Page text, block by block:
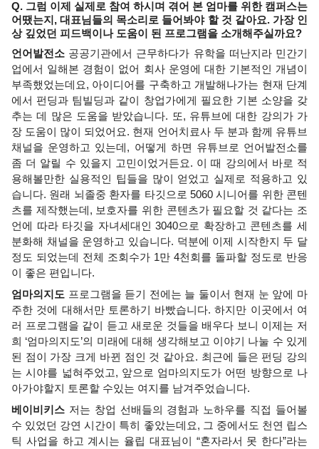
Q. 그럼 이제 실제로 참여 하시며 겪어 본 엄마를 위한 캠퍼스는
어땠는지, 대표님들의 목소리로 들어봐야 할 것 같아요. 가장 인
상 깊었던 피드백이나 도움이 된 프로그램을 소개해주실까요?
언어발전소 공공기관에서 근무하다가 유학을 떠난지라 민간기
업에서 일해본 경험이 없어 회사 운영에 대한 기본적인 개념이
부족했었는데요, 아이디어를 구축하고 개발해나가는 현재 단계
에서 펀딩과 팀빌딩과 같이 창업가에게 필요한 기본 소양을 갖
추는 데 많은 도움을 받았습니다. 또, 유튜브에 대한 강의가 가
장 도움이 많이 되었어요. 현재 언어치료사 두 분과 함께 유튜브
채널을 운영하고 있는데, 어떻게 하면 유튜브로 언어발전소를
좀 더 알릴 수 있을지 고민이었거든요. 이 때 강의에서 바로 적
용해볼만한 실용적인 팁들을 많이 얻었고 실제로 적용하고 있
습니다. 원래 뇌졸중 환자를 타깃으로 5060 시니어를 위한 콘텐
츠를 제작했는데, 보호자를 위한 콘텐츠가 필요할 것 같다는 조
언에 따라 타깃을 자녀세대인 3040으로 확장하고 콘텐츠를 세
분화해 채널을 운영하고 있습니다. 덕분에 이제 시작한지 두 달
정도 되었는데 전체 조회수가 1만 4천회를 돌파할 정도로 반응
이 좋은 편입니다.
엄마의지도 프로그램을 듣기 전에는 늘 둘이서 현재 눈 앞에 마
주한 것에 대해서만 토론하기 바빴습니다. 하지만 이곳에서 여
러 프로그램을 같이 듣고 새로운 것들을 배우다 보니 이제는 저
희 ‘엄마의지도’의 미래에 대해 생각해보고 이야기 나눌 수 있게
된 점이 가장 크게 바뀐 점인 것 같아요. 최근에 들은 펀딩 강의
는 시야를 넓혀주었고, 앞으로 엄마의지도가 어떤 방향으로 나
아가야할지 토론할 수있는 여지를 남겨주었습니다.
베이비키스 저는 창업 선배들의 경험과 노하우를 직접 들어볼
수 있었던 강연 시간이 특히 좋았는데요, 그 중에서도 천연 립스
틱 사업을 하고 계시는 율립 대표님이 “혼자라서 못 한다”라는